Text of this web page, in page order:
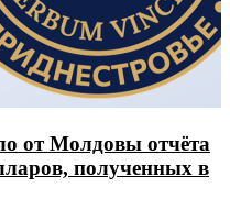
от Молдовы отчёта
полученных в